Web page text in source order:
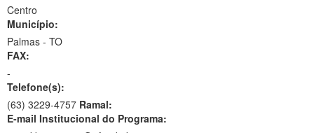
Centro
Município:
Palmas - TO
FAX:
-
Telefone(s):
(63) 3229-4757 Ramal:
E-mail Institucional do Programa: